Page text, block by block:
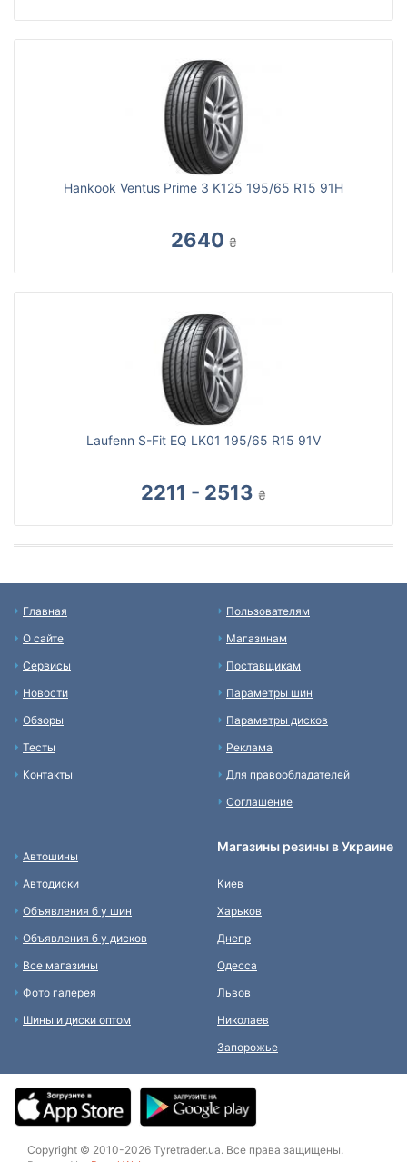
Hankook Ventus Prime 3 K125 195/65 R15 91H
2640 ₴
Laufenn S-Fit EQ LK01 195/65 R15 91V
2211 - 2513 ₴
Главная
О сайте
Сервисы
Новости
Обзоры
Тесты
Контакты
Пользователям
Магазинам
Поставщикам
Параметры шин
Параметры дисков
Реклама
Для правообладателей
Соглашение
Автошины
Автодиски
Объявления б у шин
Объявления б у дисков
Все магазины
Фото галерея
Шины и диски оптом
Магазины резины в Украине
Киев
Харьков
Днепр
Одесса
Львов
Николаев
Запорожье
Copyright © 2010-2026 Tyretrader.ua. Все права защищены.